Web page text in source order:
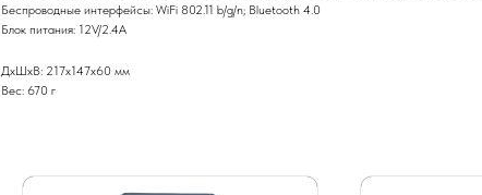
Беспроводные интерфейсы: WiFi 802.11 b/g/n; Bluetooth 4.0
Блок питания: 12V/2.4A
ДxШxВ: 217x147x60 мм
Вес: 670 г